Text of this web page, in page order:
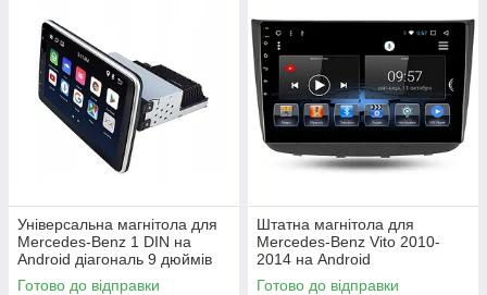
Універсальна магнітола для
Mercedes-Benz 1 DIN на
Android діагональ 9 дюймів
Готово до відправки
Штатна магнітола для
Mercedes-Benz Vito 2010-
2014 на Android
Готово до відправки